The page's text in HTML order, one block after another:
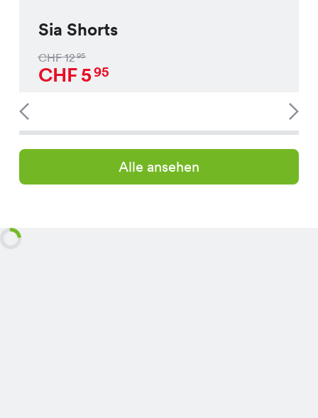
Sia Shorts
CHF1295
CHF595
Alle ansehen